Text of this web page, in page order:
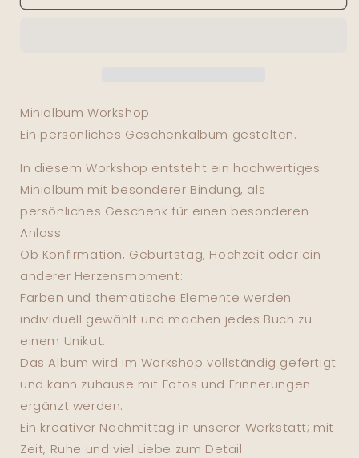
Minialbum Workshop
Ein persönliches Geschenkalbum gestalten.
In diesem Workshop entsteht ein hochwertiges
Minialbum mit besonderer Bindung, als
persönliches Geschenk für einen besonderen
Anlass.
Ob Konfirmation, Geburtstag, Hochzeit oder ein
anderer Herzensmoment:
Farben und thematische Elemente werden
individuell gewählt und machen jedes Buch zu
einem Unikat.
Das Album wird im Workshop vollständig gefertigt
und kann zuhause mit Fotos und Erinnerungen
ergänzt werden.
Ein kreativer Nachmittag in unserer Werkstatt; mit
Zeit, Ruhe und viel Liebe zum Detail.